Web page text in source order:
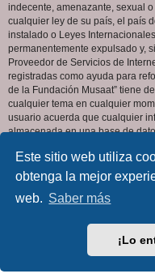
Este sitio web utiliza
obtenga la mejor
web. Saber más
¡Lo
indecente, amenazante, sexual
cualquier ley de su país, el país
instalado o Leyes
permanentemente expulsado y,
Proveedor de Servicios de
registradas como ayuda para
de la Fundación Musaat” tiene
cualquier tema en cualquier
usuario acuerda que cualquier
almacenada en una base de
compartida con ninguna tercera
Fundación Musaat” ni phpBB
intento de hacking que conlleve
Desarrollado por